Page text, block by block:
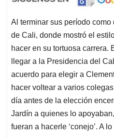
Al terminar sus período
de Cali, donde mostró el
hacer en su tortuosa carrera.
llegar a la Presidencia del
acuerdo para elegir a
hacer voltear a varios
día antes de la elección
Jardín a quienes lo
fueran a hacerle ‘conejo’. A